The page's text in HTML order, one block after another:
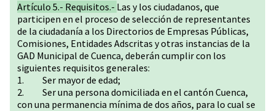
Artículo 5.- Requisitos.- Las y los ciudadanos, que
participen en el proceso de selección de representantes
de la ciudadanía a los Directorios de Empresas Públicas,
Comisiones, Entidades Adscritas y otras instancias de la
GAD Municipal de Cuenca, deberán cumplir con los
siguientes requisitos generales:
1. Ser mayor de edad;
2. Ser una persona domiciliada en el cantón Cuenca,
con una permanencia mínima de dos años, para lo cual se